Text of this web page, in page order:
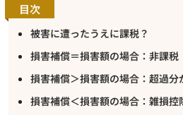
目次
被害に遭ったうえに課税？
損害補償＝損害額の場合：非課税
損害補償＞損害額の場合：超過分
損害補償＜損害額の場合：雑損控